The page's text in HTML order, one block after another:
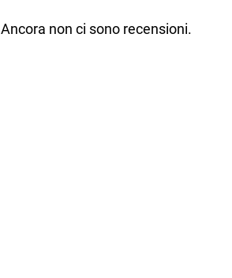
Ancora non ci sono recensioni.